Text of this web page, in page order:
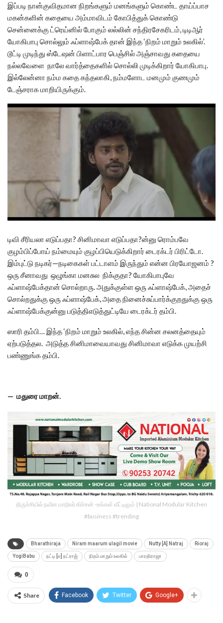
இப்படி நான்குவிதமான நிறங்களும் மனங்களும் கொண்ட தாய்ப்பாச
மகன்களின் கதையை அம்மாவிடம் கோபித்துக் கொண்டு
சென்னைக்கு ட்ரெய்னில் போகும் லல்லின் சந்திரசேகரிடம், டிடிஆர்
யோகிபாபு சொல்லும் ஃப்ளாஷ்பேக் தான் இந்த ‘நிறம் மாறும் உலகில்’.
டூட்டி முடிந்து ஸ்டேஷன் பிளாட்பார பெஞ்சில் அஞ்சாவது கதையை
நல்லவேளை நாலே வார்த்தைகளில் சொல்லி முடிக்கிறார் யோகிபாபு.
இல்லேன்னா நம்ம கதை கந்தலாகி, நம்மளோட மனமும் குணமும்
டேஞ்சராக மாறியிருக்கும்.
டிவி சீரியலா எடுப்பதா? சினிமாவா எடுப்பதா?ன்னு ரொம்பவே
குழம்பிப்போய் நம்மையும் குழப்பியெடுக்கிறார் டைரக்டர் பிரிட்டோ.
இம்புட்டு நடிகர்—நடிகைகள் பட்டாளம் இருந்தும் என்ன பிரயோஜனம் ?
ஒரு சீனாவது ஒழுங்கா மனசுல நிக்குதா? யோகிபாபுவே
ஃப்ளாஷ்பேக்தான் சொல்றாரு. அதுக்குள்ள ஒரு ஃப்ளாஷ்பேக், அதைச்
சொல்றதுக்கு ஒரு ஃப்ளாஷ்பேக், அதை நினைச்சுப்பார்க்குறதுக்கு ஒரு
ஃப்ளாஷ்பேக்குன்னு படுத்திஎடுத்துட்டியே டைரக்டர் தம்பி.
ஸாரி தம்பி… இந்த ‘நிறம் மாறும் உலகில், எந்த சின்ன சலனத்தையும்
ஏற்படுத்தல. அடுத்த சினிமாவையாவது சினிமாவா எடுக்க முயற்சி
பண்ணுங்க தம்பி.
— மதுரை மாறன்.
திருச்சியில் நவீன மாடூலர் கிச்சன் -உங்கள் வீட்டிலும் | National Modular Kitchen
#business #trending
Bharathiraja Niram maarum ulagil movie Nutty [A] Natraj Rioraj
YogiBabu நட்டி [எ] நட்ராஜ் நிறம் மாறும் உலகில் பாரதிராஜா
0
Share Facebook Twitter Google+